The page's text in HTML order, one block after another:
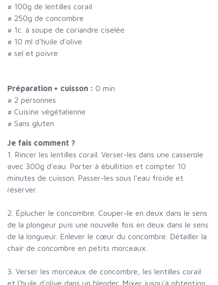
# 100g de lentilles corail
# 250g de concombre
# 1c. à soupe de coriandre ciselée
# 10 ml d'huile d'olive
# sel et poivre
Préparation + cuisson : 0 min
# 2 personnes
# Cuisine végétalienne
# Sans gluten
Je fais comment ?
1. Rincer les lentilles corail. Verser-les dans une casserole
avec 300g d'eau. Porter à ébullition et compter 10
minutes de cuisson. Passer-les sous l'eau froide et
réserver.
2. Éplucher le concombre. Couper-le en deux dans le sens
de la plongeur puis une nouvelle fois en deux dans le sens
de la longueur. Enlever le cœur du concombre. Détailler la
chair de concombre en petits morceaux.
3. Verser les morceaux de concombre, les lentilles corail
et l'huile d'olive dans un blender. Mixer jusqu'à obtention